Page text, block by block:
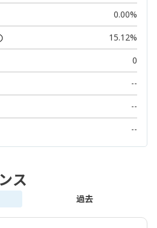
0.00%
15.12%
0
--
--
--
ス
過去